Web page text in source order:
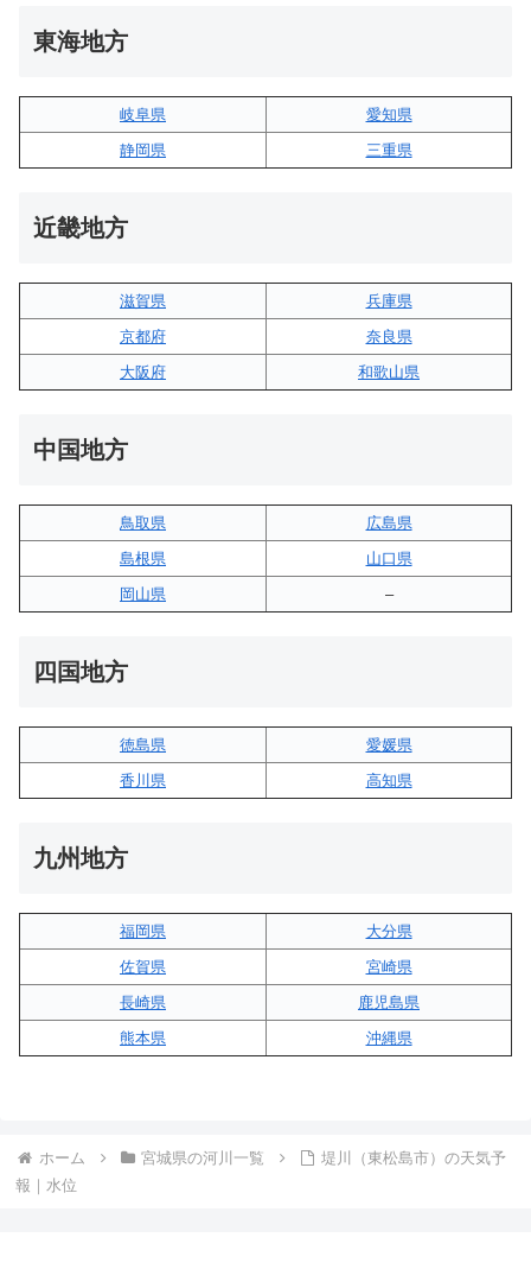
東海地方
岐阜県
愛知県
静岡県
三重県
近畿地方
滋賀県
兵庫県
京都府
奈良県
大阪府
和歌山県
中国地方
鳥取県
広島県
島根県
山口県
岡山県
–
四国地方
徳島県
愛媛県
香川県
高知県
九州地方
福岡県
大分県
佐賀県
宮崎県
長崎県
鹿児島県
熊本県
沖縄県
ホーム 宮城県の河川一覧
堤川（東松島市）の天気予
報｜水位